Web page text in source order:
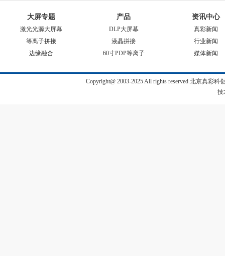
大屏专题
激光光源大屏幕
等离子拼接
边缘融合
产品
DLP大屏幕
液晶拼接
60寸PDP等离子
资讯中心
真彩新闻
行业新闻
媒体新闻
Copyright@ 2003-2025 All rights reserved.北京真彩
技